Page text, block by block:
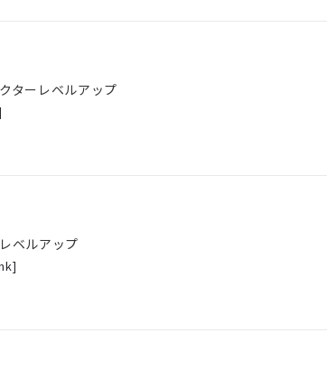
ターレベルアップ
ベルアップ
]